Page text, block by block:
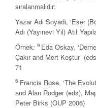
sıralanmalıdır:
Yazar Adı Soyadı, ‘Eser
Adı (Yayınevi Yıl) Atıf
Örnek: 9 Eda Oskay,
Çakır and Mert Koştur
71
6 Francis Rose, ‘The
and Alan Rodger (eds),
Peter Birks (OUP 2006)